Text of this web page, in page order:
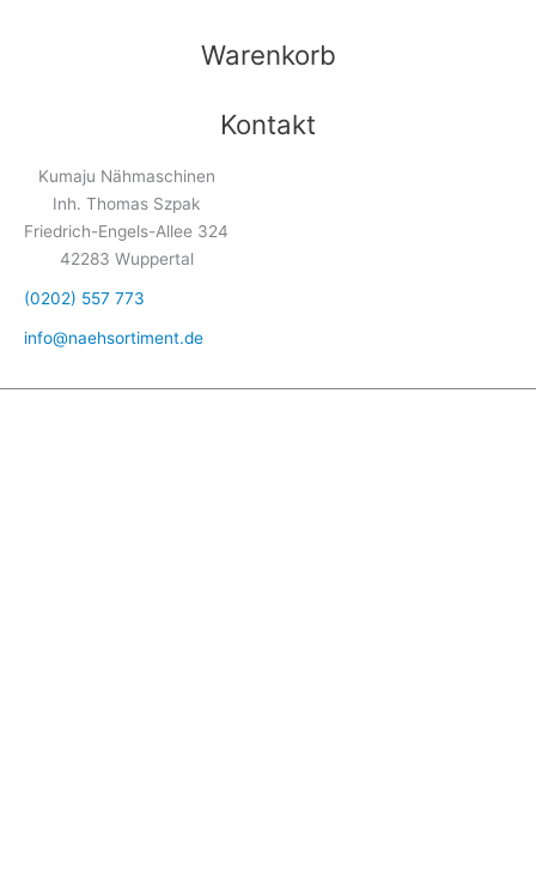
Warenkorb
Kontakt
Kumaju Nähmaschinen
Inh. Thomas Szpak
Friedrich-Engels-Allee 324
42283 Wuppertal
(0202) 557 773
info@naehsortiment.de